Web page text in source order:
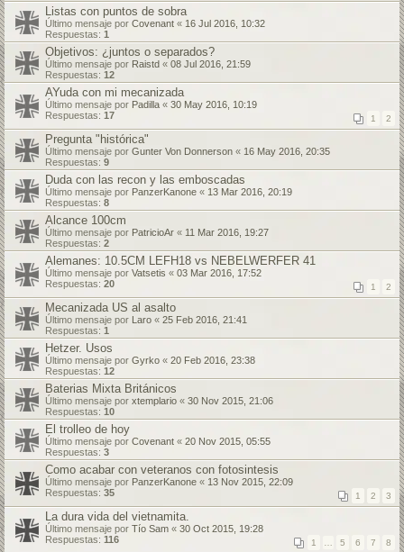
Listas con puntos de sobra
Último mensaje por Covenant « 16 Jul 2016, 10:32
Respuestas: 1
Objetivos: ¿juntos o separados?
Último mensaje por Raistd « 08 Jul 2016, 21:59
Respuestas: 12
AYuda con mi mecanizada
Último mensaje por Padilla « 30 May 2016, 10:19
Respuestas: 17 1 2
Pregunta "histórica"
Último mensaje por Gunter Von Donnerson « 16 May 2016, 20:35
Respuestas: 9
Duda con las recon y las emboscadas
Último mensaje por PanzerKanone « 13 Mar 2016, 20:19
Respuestas: 8
Alcance 100cm
Último mensaje por PatricioAr « 11 Mar 2016, 19:27
Respuestas: 2
Alemanes: 10.5CM LEFH18 vs NEBELWERFER 41
Último mensaje por Vatsetis « 03 Mar 2016, 17:52
Respuestas: 20 1 2
Mecanizada US al asalto
Último mensaje por Laro « 25 Feb 2016, 21:41
Respuestas: 1
Hetzer. Usos
Último mensaje por Gyrko « 20 Feb 2016, 23:38
Respuestas: 12
Baterias Mixta Británicos
Último mensaje por xtemplario « 30 Nov 2015, 21:06
Respuestas: 10
El trolleo de hoy
Último mensaje por Covenant « 20 Nov 2015, 05:55
Respuestas: 3
Como acabar con veteranos con fotosintesis
Último mensaje por PanzerKanone « 13 Nov 2015, 22:09
Respuestas: 35 1 2 3
La dura vida del vietnamita.
Último mensaje por Tío Sam « 30 Oct 2015, 19:28
Respuestas: 116 1 5 6 7 8